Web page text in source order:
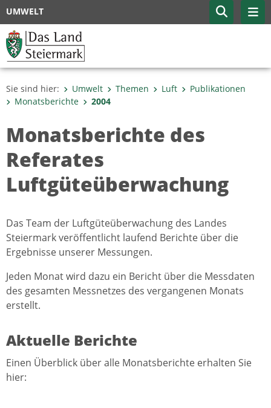
UMWELT
Sie sind hier: Umwelt Themen Luft
Publikationen
Monatsberichte
2004
Monatsberichte des
Referates
Luftgüteüberwachung
Das Team der Luftgüteüberwachung des Landes
Steiermark veröffentlicht laufend Berichte über die
Ergebnisse unserer Messungen.
Jeden Monat wird dazu ein Bericht über die Messdaten
des gesamten Messnetzes des vergangenen Monats
erstellt.
Aktuelle Berichte
Einen Überblick über alle Monatsberichte erhalten Sie
hier: